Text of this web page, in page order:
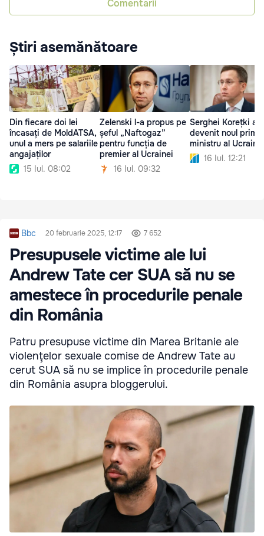
Comentarii
Știri asemănătoare
Din fiecare doi lei
încasați de MoldATSA,
unul a mers pe salariile
angajaților
15 Iul. 08:02
Zelenski l-a propus pe
șeful „Naftogaz”
pentru funcția de
premier al Ucrainei
16 Iul. 09:32
Serghei Korețki a
devenit noul prim-
ministru al Ucrainei
16 Iul. 12:21
Bbc 20 februarie 2025, 12:17 7 652
Presupusele victime ale lui
Andrew Tate cer SUA să nu se
amestece în procedurile penale
din România
Patru presupuse victime din Marea Britanie ale
violenţelor sexuale comise de Andrew Tate au
cerut SUA să nu se implice în procedurile penale
din România asupra bloggerului.